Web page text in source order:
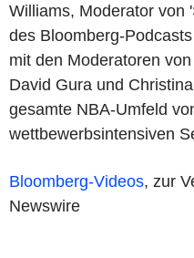
Williams, Moderator von
des Bloomberg-
mit den Moderatoren
David Gura und
gesamte NBA-Umfeld
wettbewerbsintensiven
Bloomberg-Videos, zur
Newswire